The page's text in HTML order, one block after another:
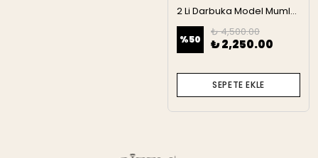
2 Li Darbuka Model Mumluk
%50
₺ 4,500.00
₺ 2,250.00
SEPETE EKLE